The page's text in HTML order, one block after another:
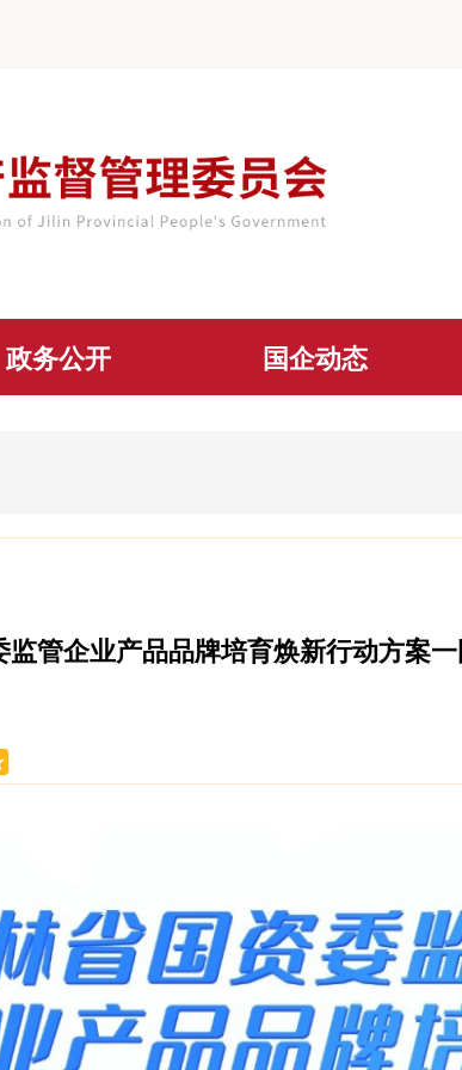
政务公开 国企动态
监管企业产品品牌培育焕新行动方案